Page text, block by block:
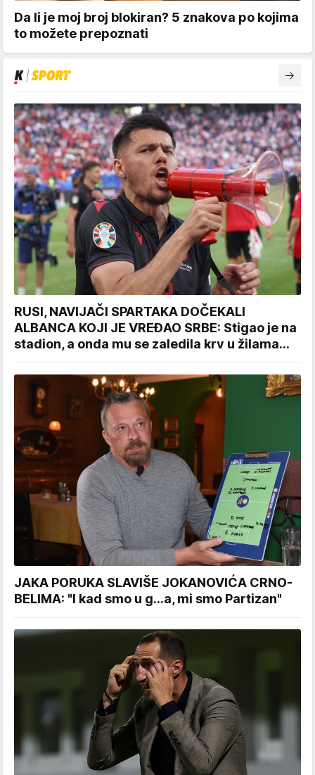
Da li je moj broj blokiran? 5 znakova po kojima
to možete prepoznati
RUSI, NAVIJAČI SPARTAKA DOČEKALI
ALBANCA KOJI JE VREĐAO SRBE: Stigao je na
stadion, a onda mu se zaledila krv u žilama...
JAKA PORUKA SLAVIŠE JOKANOVIĆA CRNO-
BELIMA: "I kad smo u g...a, mi smo Partizan"